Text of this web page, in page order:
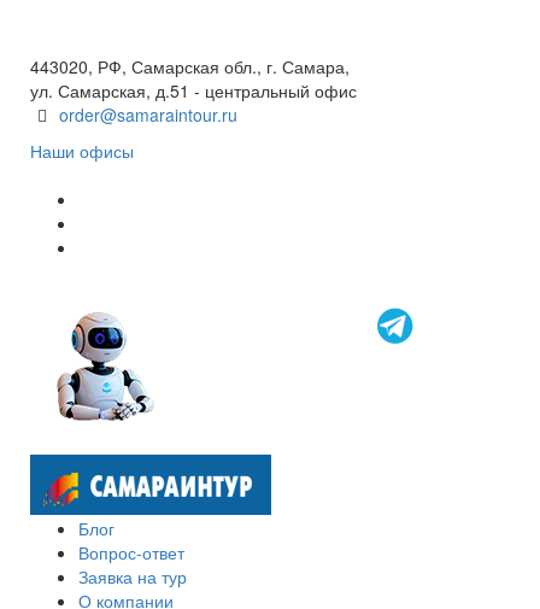
443020, РФ, Самарская обл., г. Самара,
ул. Самарская, д.51 - центральный офис
order@samaraintour.ru
Наши офисы
Блог
Вопрос-ответ
Заявка на тур
О компании